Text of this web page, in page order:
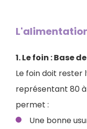
1. Le foin : Base
Le foin doit rester
représentant 80 à
permet :
Une bonne